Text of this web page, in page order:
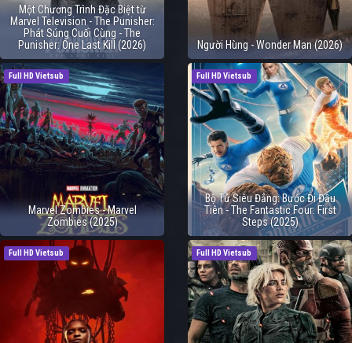
Một Chương Trình Đặc Biệt từ
Marvel Television - The Punisher:
Phát Súng Cuối Cùng - The
Punisher: One Last Kill (2026)
Người Hùng - Wonder Man (2026)
Full HD Vietsub
Marvel Zombies - Marvel
Zombies (2025)
Full HD Vietsub
Bộ Tứ Siêu Đẳng: Bước Đi Đầu
Tiên - The Fantastic Four: First
Steps (2025)
Full HD Vietsub Full HD Vietsub